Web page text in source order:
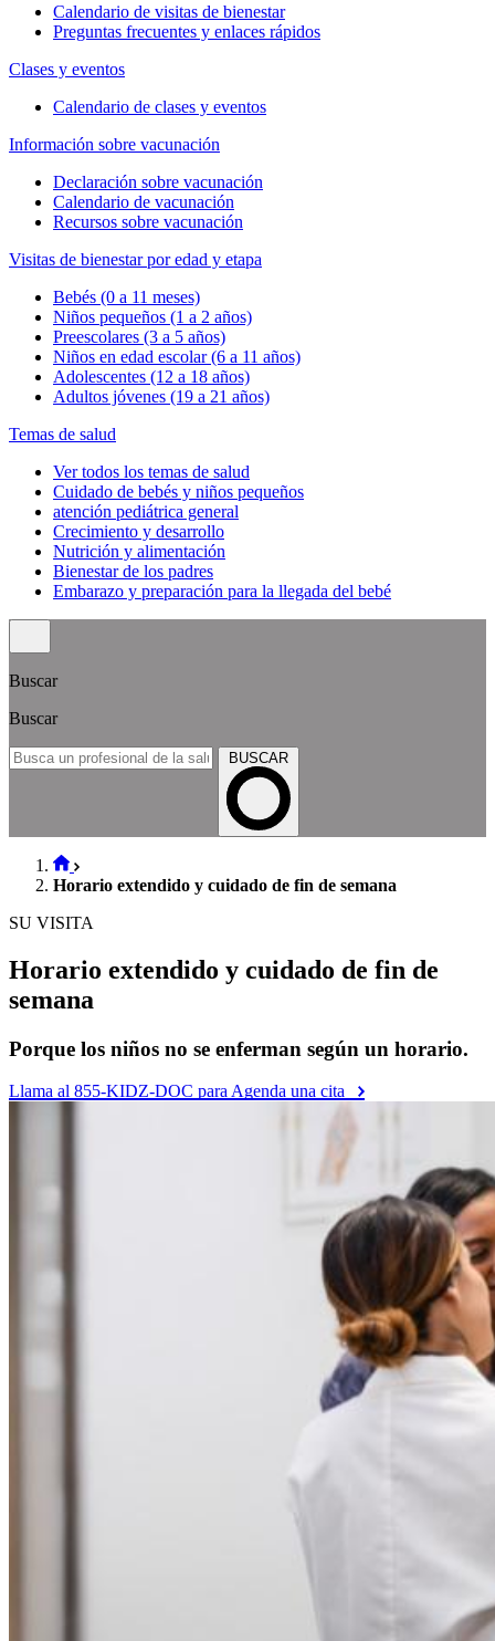
Calendario de visitas de bienestar
Preguntas frecuentes y enlaces rápidos
Clases y eventos
Calendario de clases y eventos
Información sobre vacunación
Declaración sobre vacunación
Calendario de vacunación
Recursos sobre vacunación
Visitas de bienestar por edad y etapa
Bebés (0 a 11 meses)
Niños pequeños (1 a 2 años)
Preescolares (3 a 5 años)
Niños en edad escolar (6 a 11 años)
Adolescentes (12 a 18 años)
Adultos jóvenes (19 a 21 años)
Temas de salud
Ver todos los temas de salud
Cuidado de bebés y niños pequeños
atención pediátrica general
Crecimiento y desarrollo
Nutrición y alimentación
Bienestar de los padres
Embarazo y preparación para la llegada del bebé
Buscar
Buscar
BUSCAR
Horario extendido y cuidado de fin de semana
SU VISITA
Horario extendido y cuidado de fin de
semana
Porque los niños no se enferman según un horario.
Llama al 855-KIDZ-DOC para Agenda una cita